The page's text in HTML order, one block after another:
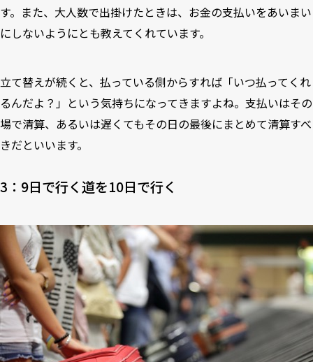
す。また、大人数で出掛けたときは、お金の支払いをあいまい
にしないようにとも教えてくれています。
立て替えが続くと、払っている側からすれば「いつ払ってくれ
るんだよ？」という気持ちになってきますよね。支払いはその
場で清算、あるいは遅くてもその日の最後にまとめて清算すべ
きだといいます。
3：9日で行く道を10日で行く